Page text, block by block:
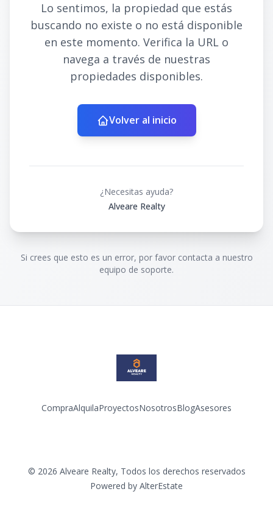
Lo sentimos, la propiedad que estás
buscando no existe o no está disponible
en este momento. Verifica la URL o
navega a través de nuestras
propiedades disponibles.
Volver al inicio
¿Necesitas ayuda?
Alveare Realty
Si crees que esto es un error, por favor contacta a nuestro
equipo de soporte.
CompraAlquilaProyectosNosotrosBlogAsesores
© 2026 Alveare Realty, Todos los derechos reservados
Powered by AlterEstate